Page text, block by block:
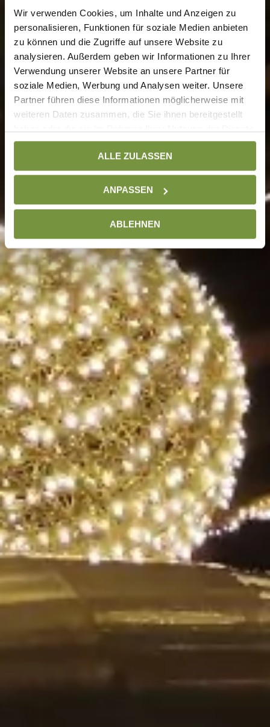
Wir verwenden Cookies, um Inhalte und Anzeigen zu
personalisieren, Funktionen für soziale Medien anbieten
zu können und die Zugriffe auf unsere Website zu
analysieren. Außerdem geben wir Informationen zu Ihrer
Verwendung unserer Website an unsere Partner für
soziale Medien, Werbung und Analysen weiter. Unsere
Partner führen diese Informationen möglicherweise mit
weiteren Daten zusammen, die Sie ihnen bereitgestellt
gesammelt haben. Weitere Informationen finden Sie auf
DatenschutzseiteALLE ZULASSEN
ANPASSEN
ABLEHNEN